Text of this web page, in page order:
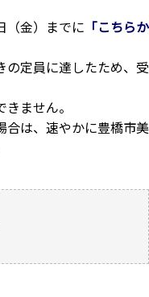
金）までに 「こちらか
員に達したため、受
せん。
、速やかに豊橋市美